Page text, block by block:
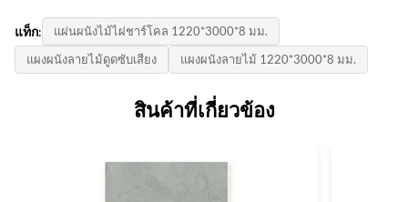
Application:
การตกแต่งภายในบ้านการตกแต่งภายในและภายนอกผนัง
โรงเรียนสำนักงานการตกแต่งผนัง
รูปแบบสินค้า:
1220*2440*5mm/8mm
ต่อรอง
ราคาต่อหน่วย:
ความสามารถในการจําหน่าย:
แท็ก:
แผ่นผนังไม้ไผ่ชาร์โคล 1220*3000*8 มม.
แผงผนังลายไม้ดูดซับเสียง
แผงผนังลายไม้ 1220*3000*8 มม.
สินค้าที่เกี่ยวข้อง